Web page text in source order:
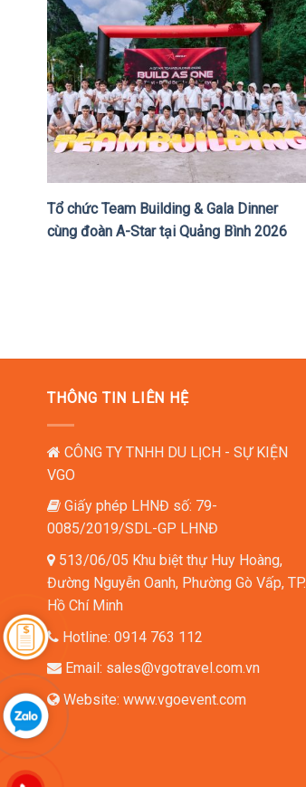
Tổ chức Team Building & Gala Dinner
cùng đoàn A-Star tại Quảng Bình 2026
THÔNG TIN LIÊN HỆ
CÔNG TY TNHH DU LỊCH - SỰ KIỆN
VGO
Giấy phép LHNĐ số: 79-
0085/2019/SDL-GP LHNĐ
513/06/05 Khu biệt thự Huy Hoàng,
Đường Nguyễn Oanh, Phường Gò Vấp, TP.
Hồ Chí Minh
Hotline: 0914 763 112
Email: sales@vgotravel.com.vn
Website: www.vgoevent.com